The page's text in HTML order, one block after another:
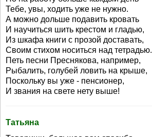
Тебе, увы, ходить уже не нужно.
А можно дольше подавить кровать
И научиться шить крестом и гладью,
Из шкафа книги с прозой доставать,
Своим стихом носиться над тетрадью.
Петь песни Преснякова, например,
Рыбалить, голубей ловить на крыше,
Поскольку вы уже - пенсионер,
И звания на свете нету выше!
Татьяна